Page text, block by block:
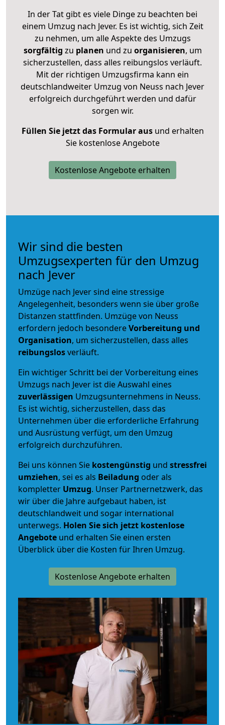
In der Tat gibt es viele Dinge zu beachten bei
einem Umzug nach Jever. Es ist wichtig, sich Zeit
zu nehmen, um alle Aspekte des Umzugs
sorgfältig zu planen und zu organisieren, um
sicherzustellen, dass alles reibungslos verläuft.
Mit der richtigen Umzugsfirma kann ein
deutschlandweiter Umzug von Neuss nach Jever
erfolgreich durchgeführt werden und dafür
sorgen wir.
Füllen Sie jetzt das Formular ausund erhalten
Sie kostenlose Angebote
Kostenlose Angebote erhalten
Wir sind die besten
Umzugsexperten für den Umzug
nach Jever
Umzüge nach Jever sind eine stressige
Angelegenheit, besonders wenn sie über große
Distanzen stattfinden. Umzüge von Neuss
erfordern jedoch besondereVorbereitung und
Organisation, um sicherzustellen, dass alles
reibungslosverläuft.
Ein wichtiger Schritt bei der Vorbereitung eines
Umzugs nach Jever ist die Auswahl eines
zuverlässigen Umzugsunternehmens in Neuss.
Es ist wichtig, sicherzustellen, dass das
Unternehmen über die erforderliche Erfahrung
und Ausrüstung verfügt, um den Umzug
erfolgreich durchzuführen.
Bei uns können Sie kostengünstig und stressfrei
umziehen, sei es als Beiladung oder als
kompletter Umzug. Unser Partnernetzwerk, das
wir über die Jahre aufgebaut haben, ist
deutschlandweit und sogar international
unterwegs. Holen Sie sich jetzt kostenlose
Angebote und erhalten Sie einen ersten
Überblick über die Kosten für Ihren Umzug.
Kostenlose Angebote erhalten